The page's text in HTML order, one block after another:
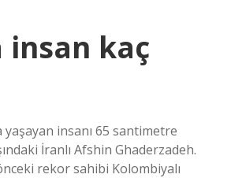
insan kaç
yaşayan insanı 65 santimetre
İranlı Afshin Ghaderzadeh.
rekor sahibi Kolombiyalı